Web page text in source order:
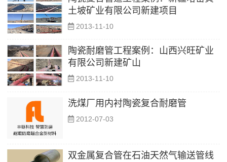
土坡矿业有限公司新建项目
2013-11-10
陶瓷耐磨管工程案例：山西兴旺矿业
有限公司新建矿山
2013-11-10
洗煤厂用内衬陶瓷复合耐磨管
2012-07-03
双金属复合管在石油天然气输送管线